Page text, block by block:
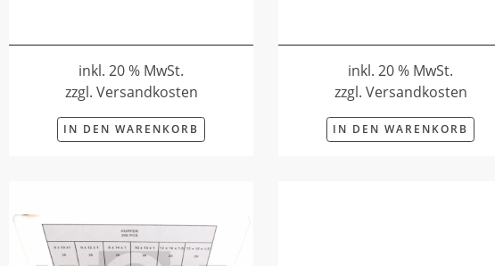
inkl. 20 % MwSt.
zzgl. Versandkosten
IN DEN WARENKORB
inkl. 20 % MwSt.
zzgl. Versandkosten
IN DEN WARENKORB